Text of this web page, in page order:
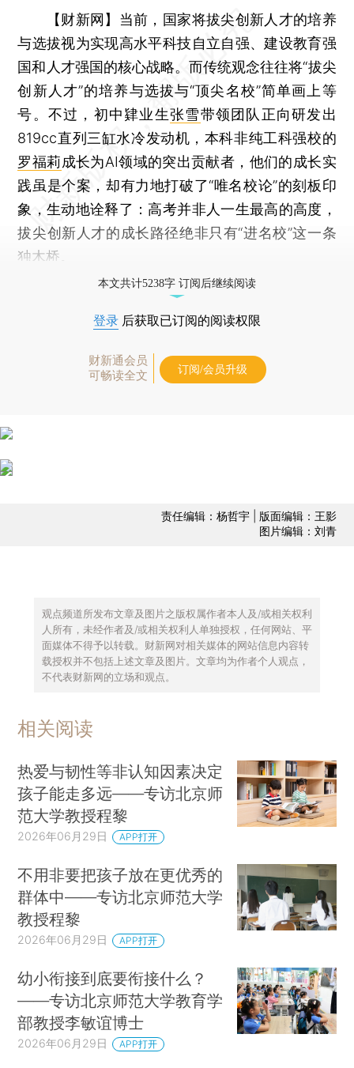
【财新网】 当前，国家将拔尖创新人才的培养
与选拔视为实现高水平科技自立自强、建设教育强
国和人才强国的核心战略。而传统观念往往将“拔尖
创新人才”的培养与选拔与“顶尖名校”简单画上等
号。不过，初中肄业生张雪带领团队正向研发出
819cc直列三缸水冷发动机，本科非纯工科强校的
罗福莉成长为AI领域的突出贡献者，他们的成长实
践虽是个案，却有力地打破了“唯名校论”的刻板印
象，生动地诠释了：高考并非人一生最高的高度，
拔尖创新人才的成长路径绝非只有“进名校”这一条
独木桥。
本文共计5238字 订阅后继续阅读
登录 后获取已订阅的阅读权限
财新通会员
可畅读全文
订阅/会员升级
责任编辑：杨哲宇 | 版面编辑：王影
图片编辑：刘青
观点频道所发布文章及图片之版权属作者本人及/或相关权利
人所有，未经作者及/或相关权利人单独授权，任何网站、平
面媒体不得予以转载。财新网对相关媒体的网站信息内容转
载授权并不包括上述文章及图片。文章均为作者个人观点，
不代表财新网的立场和观点。
相关阅读
热爱与韧性等非认知因素决定
孩子能走多远——专访北京师
范大学教授程黎
2026年06月29日 APP打开
不用非要把孩子放在更优秀的
群体中——专访北京师范大学
教授程黎
2026年06月29日 APP打开
幼小衔接到底要衔接什么？
——专访北京师范大学教育学
部教授李敏谊博士
2026年06月29日 APP打开